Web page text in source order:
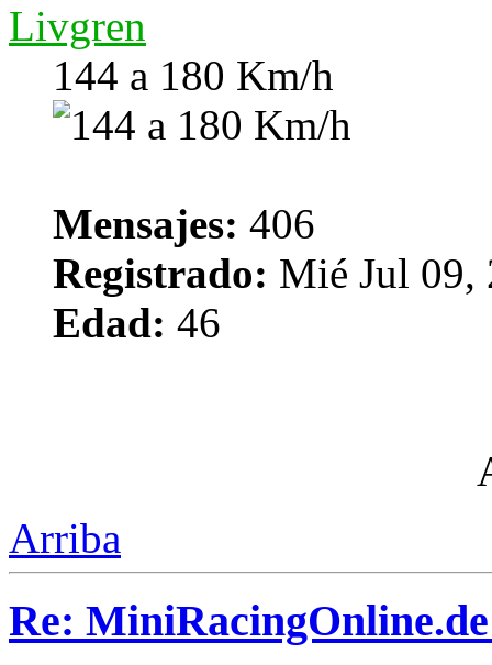
Livgren
144 a 180 Km/h
Mensajes: 406
Registrado: Mié Jul 09,
Edad: 46
Arriba
Re: